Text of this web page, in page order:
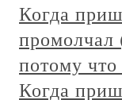
Когда
промолчал
потому
Когда